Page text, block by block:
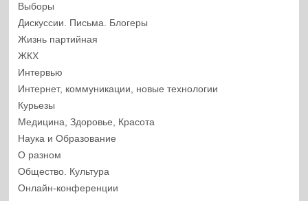
Выборы
Дискуссии. Письма. Блогеры
Жизнь партийная
ЖКХ
Интервью
Интернет, коммуникации, новые технологии
Курьезы
Медицина, Здоровье, Красота
Наука и Образование
О разном
Общество. Культура
Онлайн-конференции